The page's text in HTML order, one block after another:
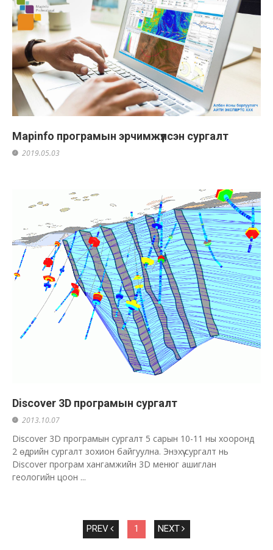
Маpinfo програмын эрчимжүүлсэн сургалт
2019.05.03
Discover 3D програмын сургалт
2013.10.07
Discover 3D програмын сургалт 5 сарын 10-11 ны хооронд
2 өдрийн сургалт зохион байгуулна. Энэхүү сургалт нь
Discover програм хангамжийн 3D менюг ашиглан
геологийн цоон ...
PREV 1 NEXT